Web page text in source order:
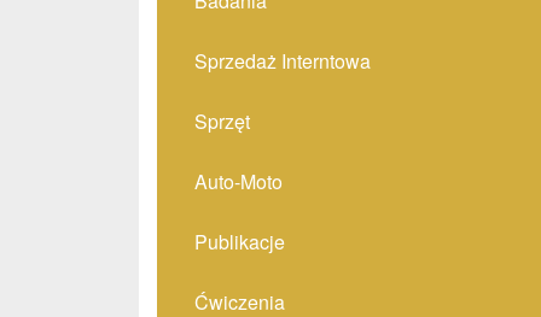
Sprzedaż Interntowa
Sprzęt
Auto-Moto
Publikacje
Ćwiczenia